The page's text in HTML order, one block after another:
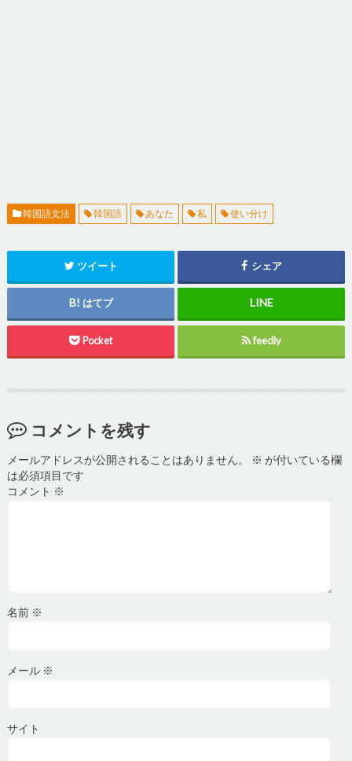
韓国語文法 韓国語 あなた 私 使い分け
ツイート シェア
はてブ
Pocket feedly
コメントを残す
メールアドレスが公開されることはありません。 ※ が付いている欄
は必須項目です
コメント ※
名前 ※
メール ※
サイト